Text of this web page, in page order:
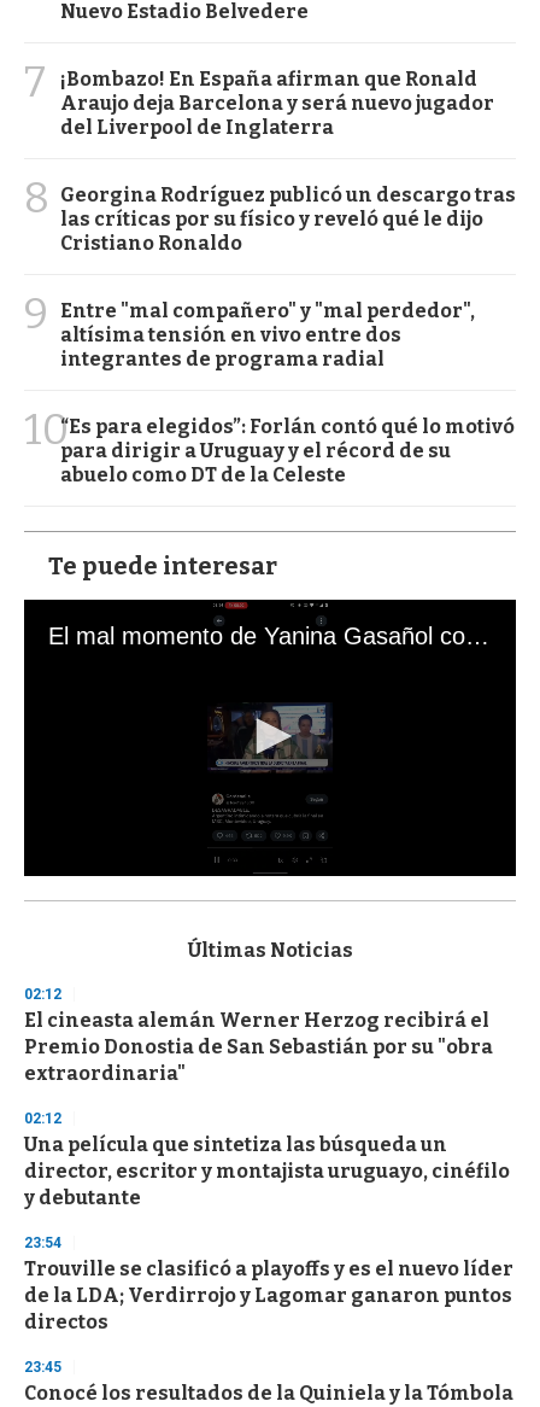
Nuevo Estadio Belvedere
7
¡Bombazo! En España afirman que Ronald
Araujo deja Barcelona y será nuevo jugador
del Liverpool de Inglaterra
8
Georgina Rodríguez publicó un descargo tras
las críticas por su físico y reveló qué le dijo
Cristiano Ronaldo
9
Entre "mal compañero" y "mal perdedor",
altísima tensión en vivo entre dos
integrantes de programa radial
10“Es para elegidos”: Forlán contó qué lo motivó
para dirigir a Uruguay y el récord de su
abuelo como DT de la Celeste
Te puede interesar
El mal momento de Yanina Gasañol con un hincha argentino en "Subrayado"
s
d
s
o
f
3
s
e
c
o
n
d
Últimas Noticias
02:12
El cineasta alemán Werner Herzog recibirá el
Premio Donostia de San Sebastián por su "obra
extraordinaria"
02:12
Una película que sintetiza las búsqueda un
director, escritor y montajista uruguayo, cinéfilo
y debutante
23:54
Trouville se clasificó a playoffs y es el nuevo líder
de la LDA; Verdirrojo y Lagomar ganaron puntos
directos
23:45
Conocé los resultados de la Quiniela y la Tómbola